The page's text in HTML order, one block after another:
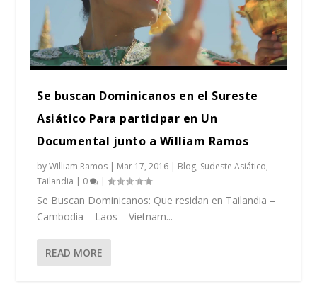
Se buscan Dominicanos en el Sureste
Asiático Para participar en Un
Documental junto a William Ramos
byWilliam Ramos | Mar 17, 2016 | Blog, Sudeste Asiático,
Tailandia | 0 |
Se Buscan Dominicanos: Que residan en Tailandia –
Cambodia – Laos – Vietnam...
READ MORE